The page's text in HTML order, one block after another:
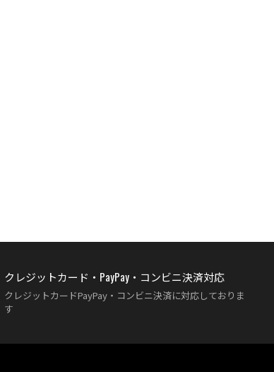
クレジットカード・PayPay・コンビニ決済対応
クレジットカードPayPay・コンビニ決済に対応しておりま
す